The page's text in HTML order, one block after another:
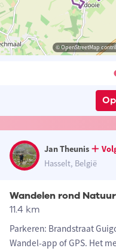
© OpenStreetMap
Jan Theunis
Hasselt, België
Wandelen rond
11.4 km
Parkeren: Brandstraat
Wandel-app of GPS. Het